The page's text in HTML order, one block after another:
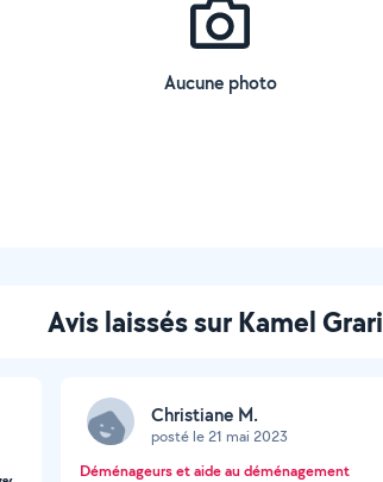
Aucune photo
Avis laissés sur Kamel Grari
Christiane M.
posté le 21 mai 2023
Déménageurs et aide au déménagement